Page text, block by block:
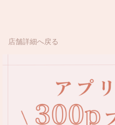
店舗詳細へ戻る